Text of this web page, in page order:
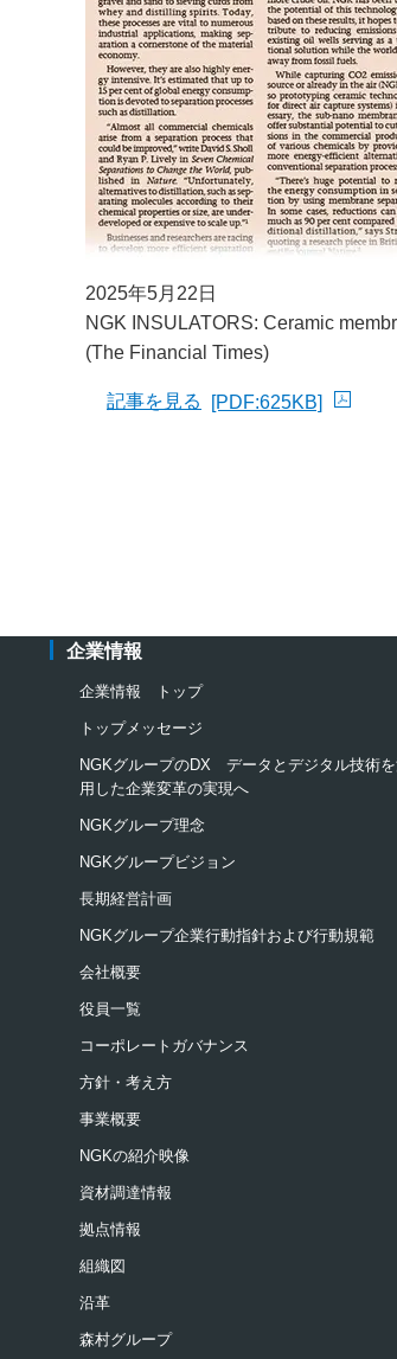
2025年5月22日
NGK INSULATORS: Ceramic
(The Financial Times)
記事を見る
[PDF:625KB]
企業情報
企業情報 トップ
トップメッセージ
NGKグループのDX データとデジタル技術
用した企業変革の実現へ
NGKグループ理念
NGKグループビジョン
長期経営計画
NGKグループ企業行動指針および行動規範
会社概要
役員一覧
コーポレートガバナンス
方針・考え方
事業概要
NGKの紹介映像
資材調達情報
拠点情報
組織図
沿革
森村グループ